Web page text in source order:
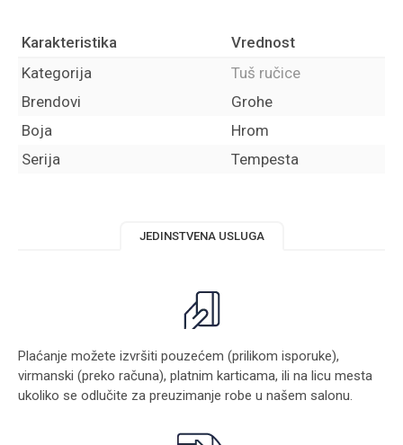
Karakteristika
Vrednost
Kategorija
Tuš ručice
Brendovi
Grohe
Boja
Hrom
Serija
Tempesta
JEDINSTVENA USLUGA
Plaćanje možete izvršiti pouzećem (prilikom isporuke),
virmanski (preko računa), platnim karticama, ili na licu mesta
ukoliko se odlučite za preuzimanje robe u našem salonu.